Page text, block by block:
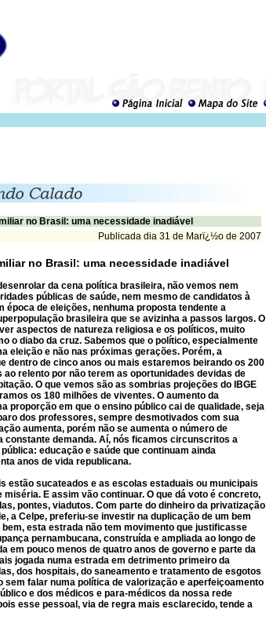
no Brasil: uma necessidade inadiável
Publicada dia 31 de Marï¿½o de 2007
no Brasil: uma necessidade inadiável
da cena política brasileira, não vemos nem
públicas de saúde, nem mesmo de candidatos à
época de eleições, nenhuma proposta tendente a
brasileira que se avizinha a passos largos. O
aspectos de natureza religiosa e os políticos, muito
o diabo da cruz. Sabemos que o político, especialmente
eleição e não nas próximas gerações. Porém, a
dentro de cinco anos ou mais estaremos beirando os 200
ao relento por não terem as oportunidades devidas de
O que vemos são as sombrias projeções do IBGE
os 180 milhões de viventes. O aumento da
proporção em que o ensino público cai de qualidade, seja
dos professores, sempre desmotivados com sua
aumenta, porém não se aumenta o número de
constante demanda. Aí, nós ficamos circunscritos a
educação e saúde que continuam ainda
anos de vida republicana.
estão sucateados e as escolas estaduais ou municipais
E assim vão continuar. O que dá voto é concreto,
pontes, viadutos. Com parte do dinheiro da privatização
a Celpe, preferiu-se investir na duplicação de um bem
bem, esta estrada não tem movimento que justificasse
pernambucana, construída e ampliada ao longo de
em pouco menos de quatro anos de governo e parte da
jogada numa estrada em detrimento primeiro da
dos hospitais, do saneamento e tratamento de esgotos
sem falar numa política de valorização e aperfeiçoamento
e dos médicos e para-médicos da nossa rede
esse pessoal, via de regra mais esclarecido, tende a